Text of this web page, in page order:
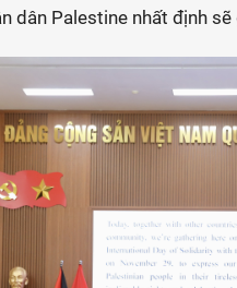
dân Palestine nhất định